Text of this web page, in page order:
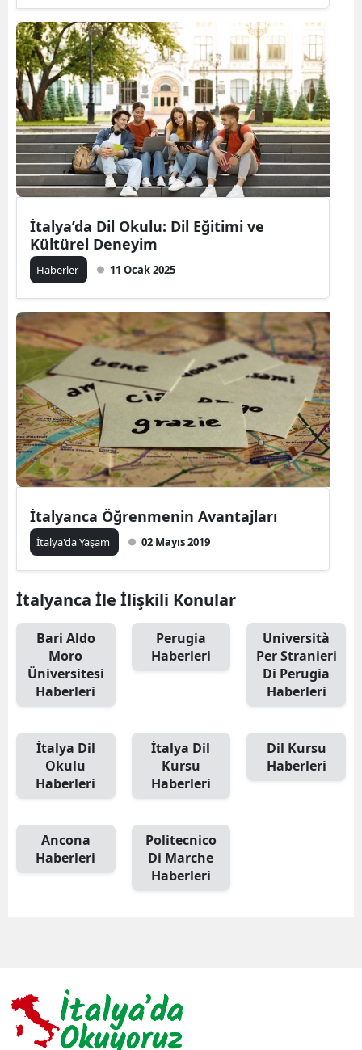
İtalya’da Dil Okulu: Dil Eğitimi ve
Kültürel Deneyim
Haberler 11 Ocak 2025
İtalyanca Öğrenmenin Avantajları
İtalya'da Yaşam 02 Mayıs 2019
İtalyanca İle İlişkili Konular
Bari Aldo
Moro
Üniversitesi
Haberleri
Perugia
Haberleri
Università
Per Stranieri
Di Perugia
Haberleri
İtalya Dil
Okulu
Haberleri
İtalya Dil
Kursu
Haberleri
Dil Kursu
Haberleri
Ancona
Haberleri
Politecnico
Di Marche
Haberleri